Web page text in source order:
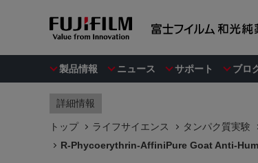
製品情報 ニュース サポート ブロ
詳細情報
トップ ライフサイエンス タンパク質実験
R-Phycoerythrin-AffiniPure Goat Anti-